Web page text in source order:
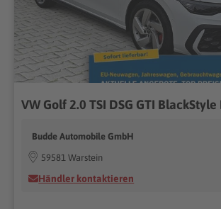
Budde Automobile GmbH
59581 Warstein
Händler kontaktieren